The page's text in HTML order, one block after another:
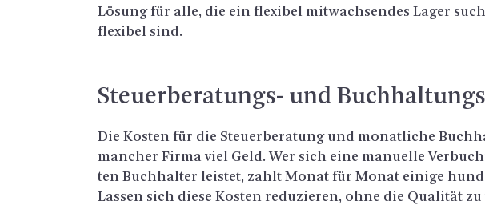
Lö­sung für alle, die ein fle­xi­bel mit­wach­sen­des Lager
fle­xi­bel sind.
Steu­er­be­ra­tungs- und
Die Kos­ten für die Steu­er­be­ra­tung und mo­nat­li­che
man­cher Firma viel Geld. Wer sich eine ma­nu­el­le
ten Buch­hal­ter leis­tet, zahlt Monat für Monat ei­ni­ge
Las­sen sich diese Kos­ten re­du­zie­ren, ohne die Qua­li­tät zu